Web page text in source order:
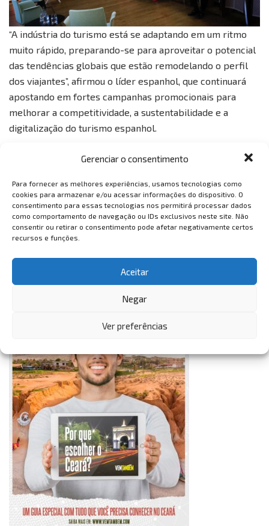
Gerenciar o consentimento
Para fornecer as melhores experiências, usamos tecnologias como
cookies para armazenar e/ou acessar informações do dispositivo. O
consentimento para essas tecnologias nos permitirá processar dados
como comportamento de navegação ou IDs exclusivos neste site. Não
consentir ou retirar o consentimento pode afetar negativamente certos
recursos e funções.
Aceitar
Negar
Ver preferências
“A indústria do turismo está se adaptando em um ritmo
muito rápido, preparando-se para aproveitar o potencial
das tendências globais que estão remodelando o perfil
dos viajantes”, afirmou o líder espanhol, que continuará
apostando em fortes campanhas promocionais para
melhorar a competitividade, a sustentabilidade e a
digitalização do turismo espanhol.
vem também
VemTambém
VemTambém